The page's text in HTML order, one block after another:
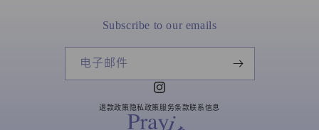
Subscribe to our emails
电子邮件
Instagram
退款政策 隐私政策服务条款联系信息